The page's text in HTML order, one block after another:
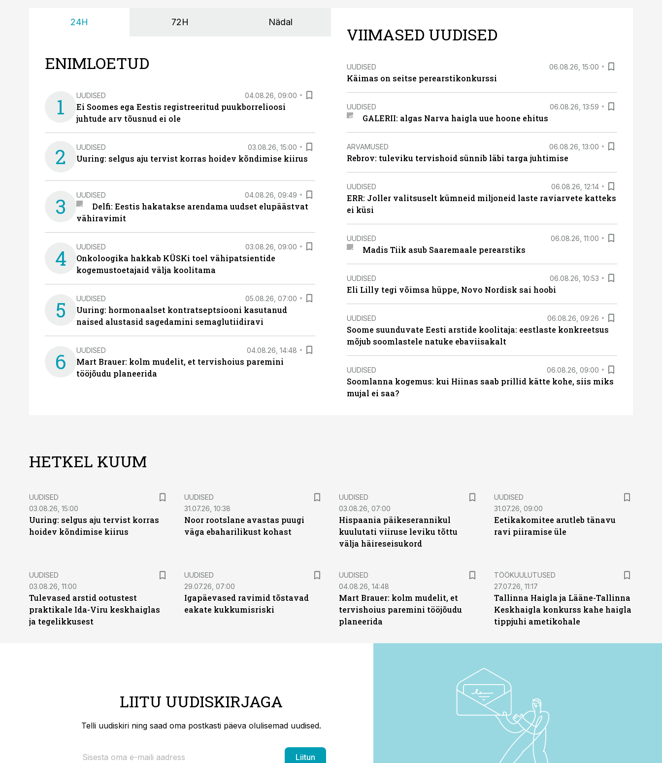
24H 72H Nädal
ENIMLOETUD
1 UUDISED 04.08.26, 09:00
Ei Soomes ega Eestis registreeritud puukborrelioosi
juhtude arv tõusnud ei ole
2 UUDISED 03.08.26, 15:00
Uuring: selgus aju tervist korras hoidev kõndimise kiirus
3 UUDISED 04.08.26, 09:49
Delfi: Eestis hakatakse arendama uudset elupäästvat
vähiravimit
4 UUDISED 03.08.26, 09:00
Onkoloogika hakkab KÜSKi toel vähipatsientide
kogemustoetajaid välja koolitama
5 UUDISED 05.08.26, 07:00
Uuring: hormonaalset kontratseptsiooni kasutanud
naised alustasid sagedamini semaglutiidiravi
6 UUDISED 04.08.26, 14:48
Mart Brauer: kolm mudelit, et tervishoius paremini
tööjõudu planeerida
VIIMASED UUDISED
UUDISED 06.08.26, 15:00
Käimas on seitse perearstikonkurssi
UUDISED 06.08.26, 13:59
GALERII: algas Narva haigla uue hoone ehitus
ARVAMUSED 06.08.26, 13:00
Rebrov: tuleviku tervishoid sünnib läbi targa juhtimise
UUDISED 06.08.26, 12:14
ERR: Joller valitsuselt kümneid miljoneid laste raviarvete katteks
ei küsi
UUDISED 06.08.26, 11:00
Madis Tiik asub Saaremaale perearstiks
UUDISED 06.08.26, 10:53
Eli Lilly tegi võimsa hüppe, Novo Nordisk sai hoobi
UUDISED 06.08.26, 09:26
Soome suunduvate Eesti arstide koolitaja: eestlaste konkreetsus
mõjub soomlastele natuke ebaviisakalt
UUDISED 06.08.26, 09:00
Soomlanna kogemus: kui Hiinas saab prillid kätte kohe, siis miks
mujal ei saa?
HETKEL KUUM
UUDISED
03.08.26, 15:00
Uuring: selgus aju tervist korras
hoidev kõndimise kiirus
UUDISED
31.07.26, 10:38
Noor rootslane avastas puugi
väga ebaharilikust kohast
UUDISED
03.08.26, 07:00
Hispaania päikeserannikul
kuulutati viiruse leviku tõttu
välja häireseisukord
UUDISED
31.07.26, 09:00
Eetikakomitee arutleb tänavu
ravi piiramise üle
UUDISED
03.08.26, 11:00
Tulevased arstid ootustest
praktikale Ida-Viru keskhaiglas
ja tegelikkusest
UUDISED
29.07.26, 07:00
Igapäevased ravimid tõstavad
eakate kukkumisriski
UUDISED
04.08.26, 14:48
Mart Brauer: kolm mudelit, et
tervishoius paremini tööjõudu
planeerida
ST
TÖÖKUULUTUSED
27.07.26, 11:17
Tallinna Haigla ja Lääne-Tallinna
Keskhaigla konkurss kahe haigla
tippjuhi ametikohale
LIITU UUDISKIRJAGA
Telli uudiskiri ning saad oma postkasti päeva olulisemad uudised.
Liitun